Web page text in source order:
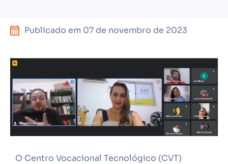
Publicado em 07 de novembro de 2023
O Centro Vocacional Tecnológico (CVT)